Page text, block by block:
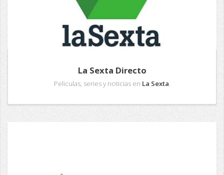
La Sexta Directo
Peliculas, series y noticias en La Sexta.